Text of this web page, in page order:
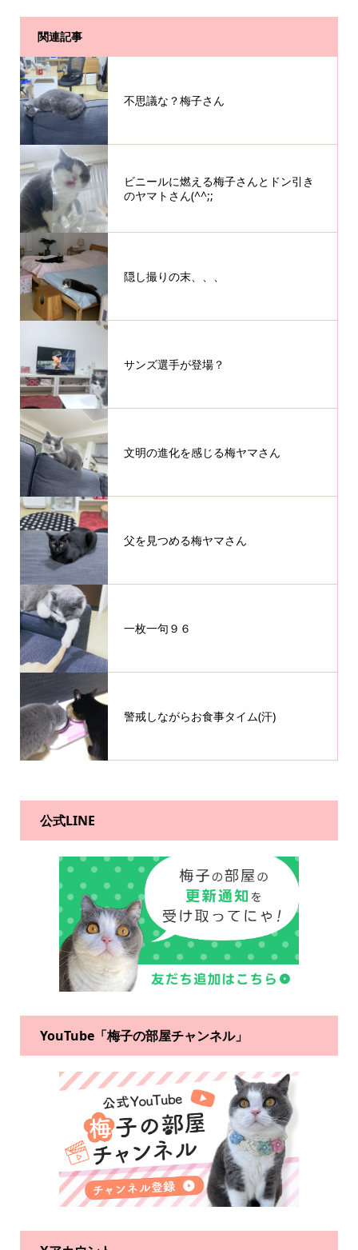
関連記事
不思議な？梅子さん
ビニールに燃える梅子さんとドン引き
のヤマトさん(^^;;
隠し撮りの末、、、
サンズ選手が登場？
文明の進化を感じる梅ヤマさん
父を見つめる梅ヤマさん
一枚一句９６
警戒しながらお食事タイム(汗)
公式LINE
YouTube「梅子の部屋チャンネル」